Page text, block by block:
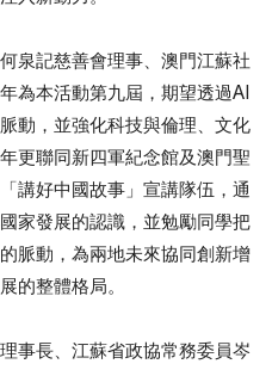
泉記慈善會理事、澳門江蘇社
為本活動第九屆，期望透過AI
動，並強化科技與倫理、文化
更聯同新四軍紀念館及澳門聖
講好中國故事」宣講隊伍，通
家發展的認識，並勉勵同學把
脈動，為兩地未來協同創新增
的整體格局。
事長、江蘇省政協常務委員岑